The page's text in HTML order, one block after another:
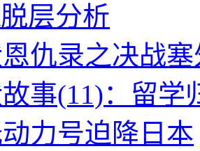
层分析
仇录之决战
事(11)：留学
力号迫降日本